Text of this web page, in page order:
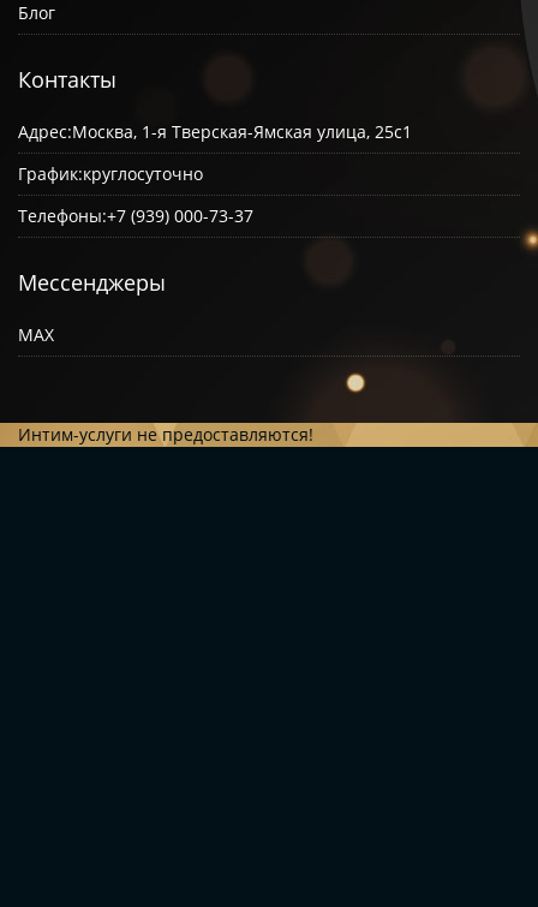
Блог
Контакты
Адрес:Москва, 1-я Тверская-Ямская улица, 25с1
График:круглосуточно
Телефоны:+7 (939) 000-73-37
Мессенджеры
MAX
Интим-услуги не предоставляются!